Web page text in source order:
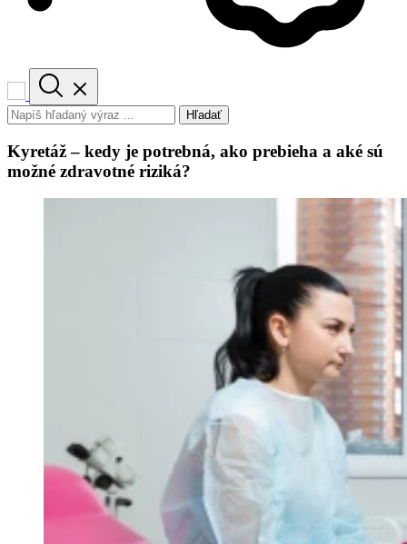
Hľadať
Kyretáž – kedy je potrebná, ako prebieha a aké sú
možné zdravotné riziká?